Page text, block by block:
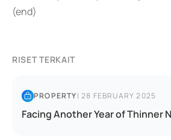
(end)
RISET TERKAIT
PROPERTY|28 FEBRUARY 2025
Facing Another Year of Thinner